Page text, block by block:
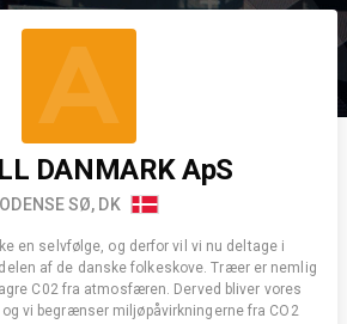
A
DANMARK ApS
ODENSE SØ, DK
en selvfølge, og derfor vil vi nu deltage i
af de danske folkeskove. Træer er nemlig
C02 fra atmosfæren. Derved bliver vores
vi begrænser miljøpåvirkningerne fra CO2